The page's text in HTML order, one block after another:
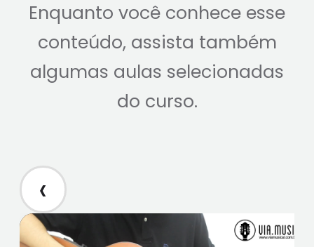
Enquanto você conhece esse
conteúdo, assista também
algumas aulas selecionadas
do curso.
‹